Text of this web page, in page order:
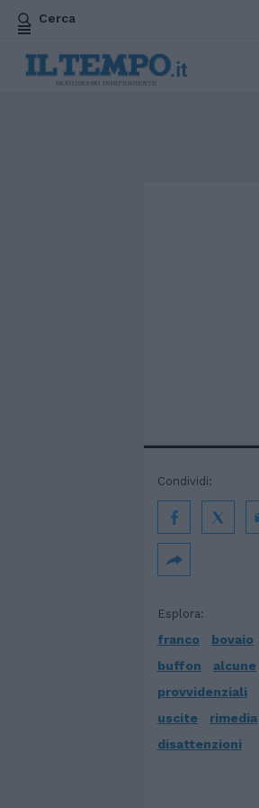
Cerca
Esplora:
franco
bovaio
buffon
alcune
provvidenziali
uscite
rimedia
disattenzioni
Condividi: